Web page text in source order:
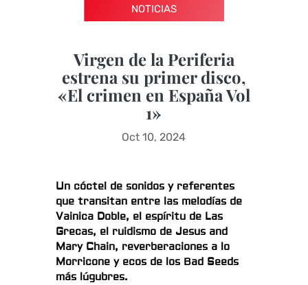
NOTICIAS
Virgen de la Periferia
estrena su primer disco,
«El crimen en España Vol
1»
Oct 10, 2024
Un cóctel de sonidos y referentes
que transitan entre las melodías de
Vainica Doble, el espíritu de Las
Grecas, el ruidismo de Jesus and
Mary Chain, reverberaciones a lo
Morricone y ecos de los Bad Seeds
más lúgubres.